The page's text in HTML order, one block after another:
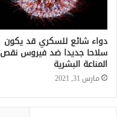
دواء شائع للسكري قد يكون
سلاحا جديدا ضد فيروس نقص
المناعة البشرية
مارس 31, 2021